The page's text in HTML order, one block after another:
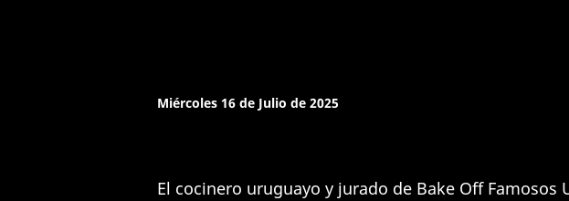
Miércoles 16 de Julio de 2025
El cocinero uruguayo y jurado de Bake Off Famosos